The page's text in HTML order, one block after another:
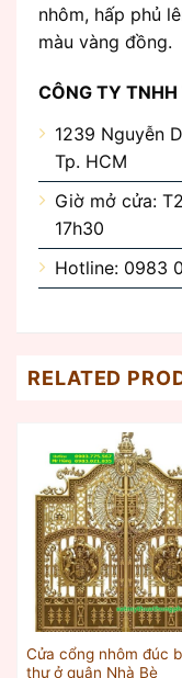
nhôm, hấp phủ
màu vàng đồng.
CÔNG TY
1239 Nguyễn
Tp. HCM
Giờ mở cửa:
17h30
Hotline: 0983
RELATED
Cửa cổng nhôm đúc
thự ở quận Nhà Bè